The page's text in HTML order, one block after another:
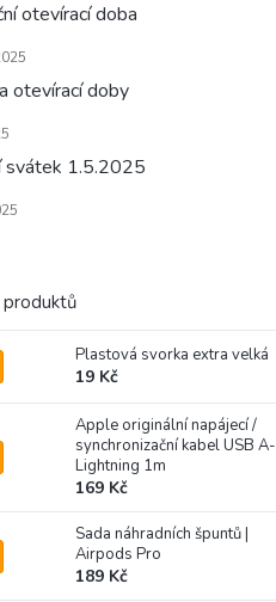
otevírací doba
otevírací doby
svátek 1.5.2025
Plastová svorka extra velká
19 Kč
Apple originální napájecí /
synchronizační kabel USB A-
Lightning 1m
169 Kč
Sada náhradních špuntů |
Airpods Pro
189 Kč